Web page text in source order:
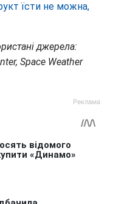
їсти не можна,
джерела:
Space Weather